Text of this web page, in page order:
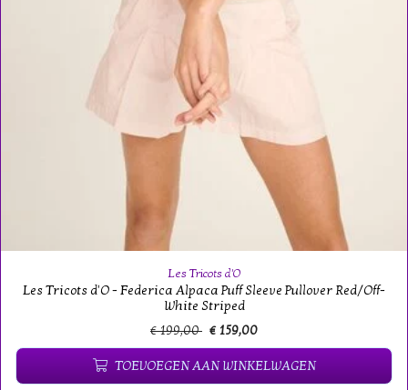
Les Tricots d'O
Les Tricots d'O - Federica Alpaca Puff Sleeve Pullover Red/Off-
White Striped
€ 199,00 € 159,00
TOEVOEGEN AAN WINKELWAGEN